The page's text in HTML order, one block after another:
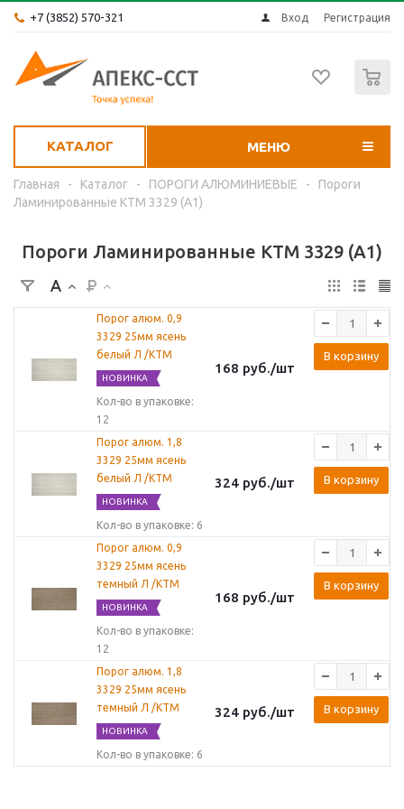
+7 (3852) 570-321 Вход Регистрация
КАТАЛОГ МЕНЮ
Главная - Каталог - ПОРОГИ АЛЮМИНИЕВЫЕ -
Пороги
Ламинированные КТМ 3329 (А1)
Пороги Ламинированные КТМ 3329 (А1)
Порог алюм. 0,9
3329 25мм ясень
белый Л /КТМ
НОВИНКА
Кол-во в упаковке:
12
168 руб./шт
В корзину
Порог алюм. 1,8
3329 25мм ясень
белый Л /КТМ
НОВИНКА
Кол-во в упаковке: 6
324 руб./шт В корзину
Порог алюм. 0,9
3329 25мм ясень
темный Л /КТМ
НОВИНКА
Кол-во в упаковке:
12
168 руб./шт
В корзину
Порог алюм. 1,8
3329 25мм ясень
темный Л /КТМ
НОВИНКА
Кол-во в упаковке: 6
324 руб./шт В корзину